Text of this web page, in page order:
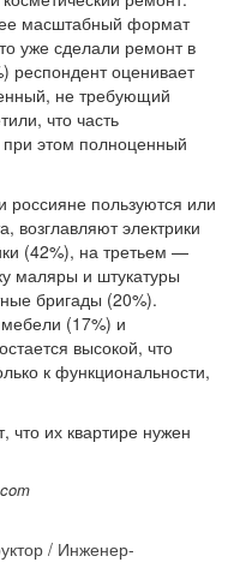
масштабный формат
уже сделали ремонт в
респондент оценивает
не требующий
что часть
этом полноценный
россияне пользуются или
возглавляют электрики
(42%), на третьем —
маляры и штукатуры
бригады (20%).
мебели (17%) и
высокой, что
к функциональности,
/ Инженер-